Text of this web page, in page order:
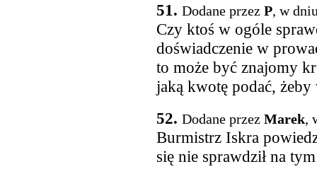
51. Dodane przez P, w
Czy ktoś w ogóle
doświadczenie w
to może być znajomy
jaką kwotę podać, żeby
52. Dodane przez Marek,
Burmistrz Iskra
się nie sprawdził na